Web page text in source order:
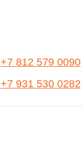
+7 812 579 0090
+7 931 530 0282